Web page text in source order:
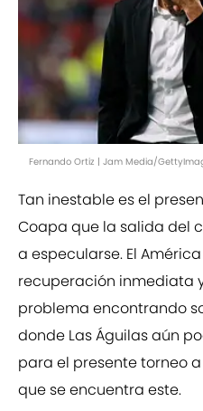
Fernando Ortiz | Jam Media/
Tan inestable es el
Coapa que la salida del
a especularse. El
recuperación inmediata
problema encontrando
donde Las Águilas aún
para el presente torneo
que se encuentra este.